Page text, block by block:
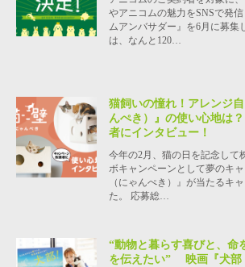
やアニコムの魅力をSNSで発
ムアンバサダー』を6月に募集
は、なんと120…
猫飼いの憧れ！アレンジ
んぺき）』の使い心地は
者にインタビュー！
今年の2月、猫の日を記念して
ボキャンペーンとして夢のキ
（にゃんぺき）』が当たるキ
た。 応募総…
“動物と暮らす喜びと、命
を伝えたい” 映画『犬部